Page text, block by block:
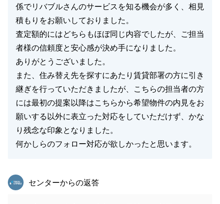
係でリバブルさんのサービスを知る機会が多く、相見
積もりをお願いしておりました。
査定額的にはどちらもほぼ同じ内容でしたが、ご担当
者様の信頼度と安心感が決め手になりました。
ありがとうございました。
また、住み替え先を探すにあたり賃貸部署の方に引き
継ぎを行っていただきましたが、こちらの担当者の方
には最初の提案以降はこちらから希望物件の内見をお
願いする以外に表立った対応をしていただけず、かな
り残念な印象となりました。
何かしらのフォロー対応が欲しかったと思います。
東急リバブル
センターからの返答